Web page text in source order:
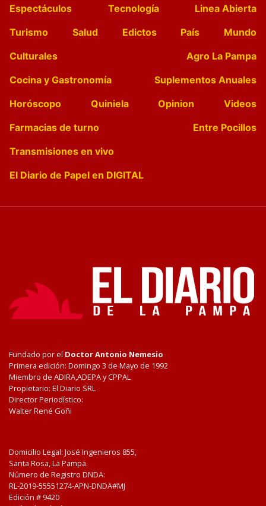
Espectáculos
Tecnología
Linea Abierta
Turismo
Salud Edictos País
Mundo
Culturales
Agro La Pampa
Cocina y Gastronomía
Suplementos Anuales
Horóscopo
Quiniela Opinion
Videos
Farmacias de turno
Entre Pocillos
Transmisiones en vivo
El Diario de Papel en DIGITAL
Fundado por el Doctor Antonio Nemesio
Primera edición: Domingo 3 de Mayo de 1992
Miembro de ADIRA,ADEPA y CPPAL
Propietario: El Diario SRL
Director Periodístico:
Walter René Goñi
Domicilio Legal: José Ingenieros 855,
Santa Rosa, La Pampa.
Número de Registro DNDA:
RL-2019-55551274-APN-DNDA#MJ
Edición # 9420